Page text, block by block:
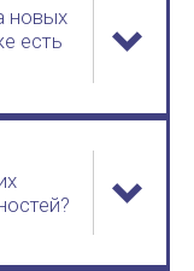
новых
есть